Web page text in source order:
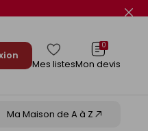
Mes listes
0
Mon devis
Ma Maison de A à Z